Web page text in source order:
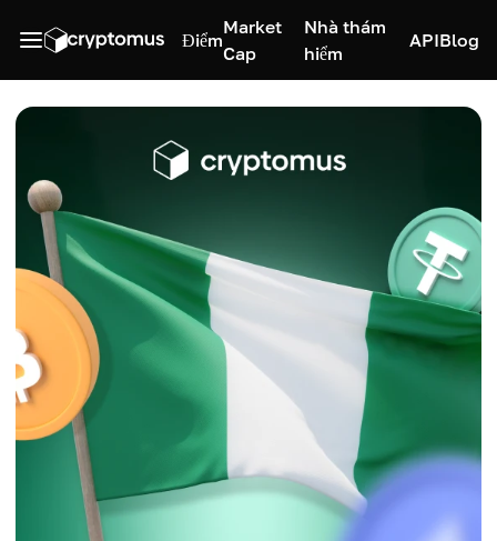
Điểm
Market
Cap
Nhà thám
hiểm
APIBlog